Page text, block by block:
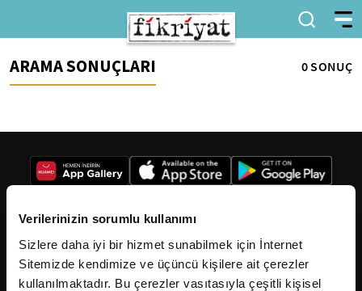
Verilerinizin sorumlu kullanımı
Sizlere daha iyi bir hizmet sunabilmek için İnternet
Sitemizde kendimize ve üçüncü kişilere ait çerezler
kullanılmaktadır. Bu çerezler vasıtasıyla çeşitli kişisel
ARAMA SONUÇLARI 0 SONUÇ
2026Fikriyat. Tüm hakları saklıdır.